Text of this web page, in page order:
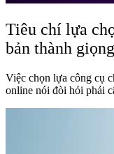
Tiêu chí lựa
bản thành
Việc chọn lựa công cụ
online nói đòi hỏi phải